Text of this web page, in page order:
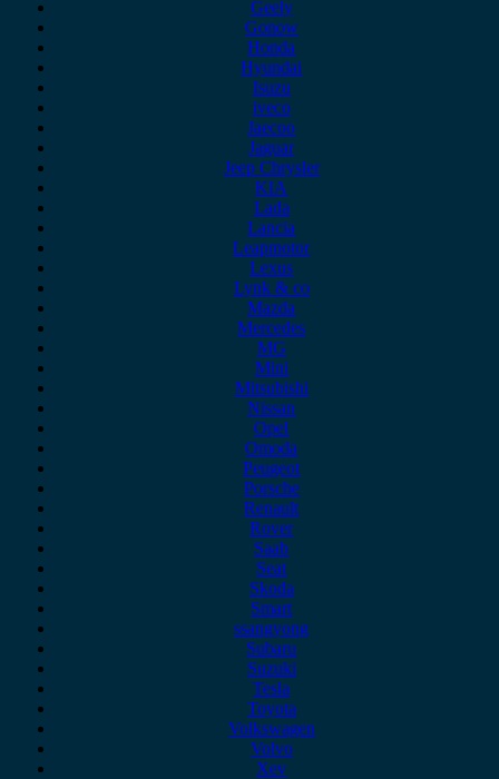
Geely
Gonow
Honda
Hyundai
Isuzu
iveco
Jaecoo
Jaguar
Jeep Chrysler
KIA
Lada
Lancia
Leapmotor
Lexus
Lynk & co
Mazda
Mercedes
MG
Mini
Mitsubishi
Nissan
Opel
Omoda
Peugeot
Porsche
Renault
Rover
Saab
Seat
Skoda
Smart
ssangyong
Subaru
Suzuki
Tesla
Toyota
Volkswagen
Volvo
Xev